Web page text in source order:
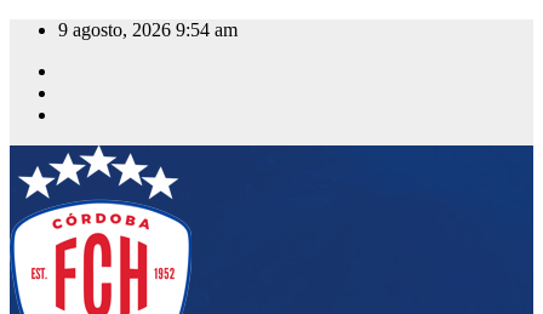
Saltar
contenido
9 agosto, 2026 9:54 am